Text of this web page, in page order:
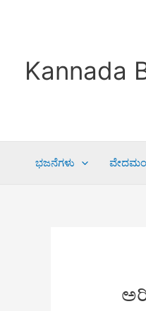
Kannada
ಭಜನೆಗಳು